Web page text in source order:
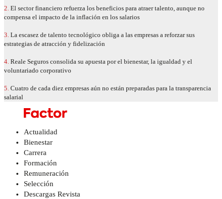
2. El sector financiero refuerza los beneficios para atraer talento, aunque no
compensa el impacto de la inflación en los salarios
3. La escasez de talento tecnológico obliga a las empresas a reforzar sus
estrategias de atracción y fidelización
4. Reale Seguros consolida su apuesta por el bienestar, la igualdad y el
voluntariado corporativo
5. Cuatro de cada diez empresas aún no están preparadas para la transparencia
salarial
Actualidad
Bienestar
Carrera
Formación
Remuneración
Selección
Descargas Revista